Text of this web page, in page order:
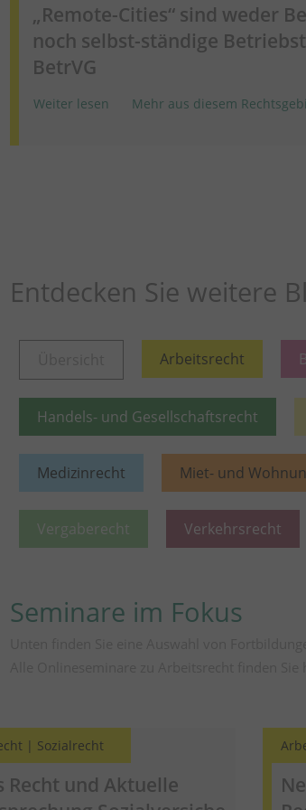
„Remote-Cities“ sind weder
noch selbst-ständige
BetrVG
Weiter lesen Mehr aus diesem
Entdecken Sie weitere
Arbeitsrecht
Handels- und Gesellschaftsrecht
Medizinrecht Miet- und
Vergaberecht Verkehrsrecht
Seminare im Fokus
| Sozialrecht
Recht und Aktuelle